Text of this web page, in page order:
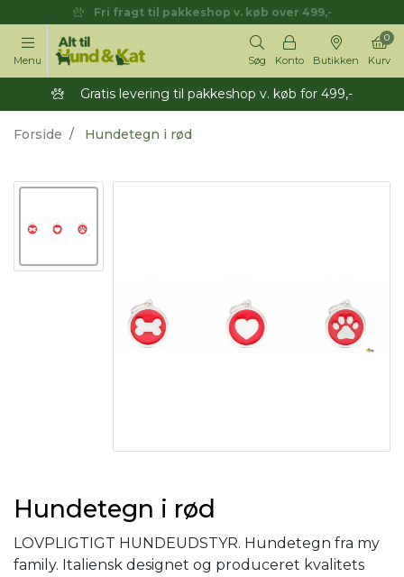
Fri fragt til pakkeshop v. køb over 499,-
Menu Søg Konto Butikken Kurv
0
Gratis levering til pakkeshop v. køb for 499,-
Forside Hundetegn i rød
Hundetegn i rød
LOVPLIGTIGT HUNDEUDSTYR. Hundetegn fra my
family. Italiensk designet og produceret kvalitets